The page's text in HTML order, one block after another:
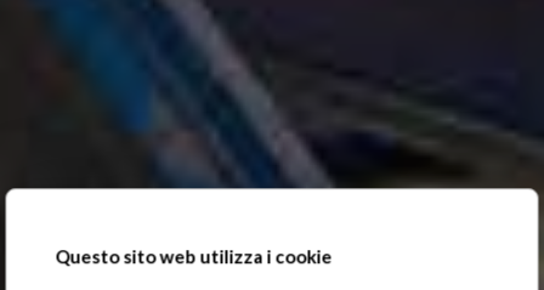
Questo sito web utilizza i cookie